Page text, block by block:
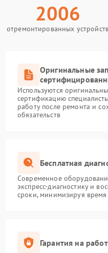
2006
отремонтированных
Оригинальные
Используются
сертификацию
работу после ремонта и
обязательств
Бесплатная
Современное
экспресс-диагностику и
сроки, минимизируя время
Гарантия на